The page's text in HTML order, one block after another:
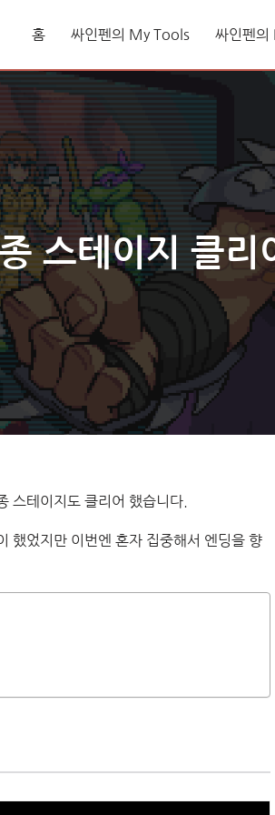
홈 싸인펜의 My Tools 싸인펜
스테이지 클리
스테이지도 클리어 했습니다.
했었지만 이번엔 혼자 집중해서 엔딩을 향